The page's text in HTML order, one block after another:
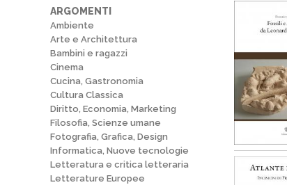
ARGOMENTI
Ambiente
Arte e Architettura
Bambini e ragazzi
Cinema
Cucina, Gastronomia
Cultura Classica
Diritto, Economia, Marketing
Filosofia, Scienze umane
Fotografia, Grafica, Design
Informatica, Nuove tecnologie
Letteratura e critica letteraria
Letterature Europee